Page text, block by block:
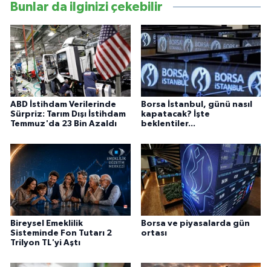
Bunlar da ilginizi çekebilir
ABD İstihdam Verilerinde
Sürpriz: Tarım Dışı İstihdam
Temmuz'da 23 Bin Azaldı
Borsa İstanbul, günü nasıl
kapatacak? İşte
beklentiler...
Bireysel Emeklilik
Sisteminde Fon Tutarı 2
Trilyon TL'yi Aştı
Borsa ve piyasalarda gün
ortası